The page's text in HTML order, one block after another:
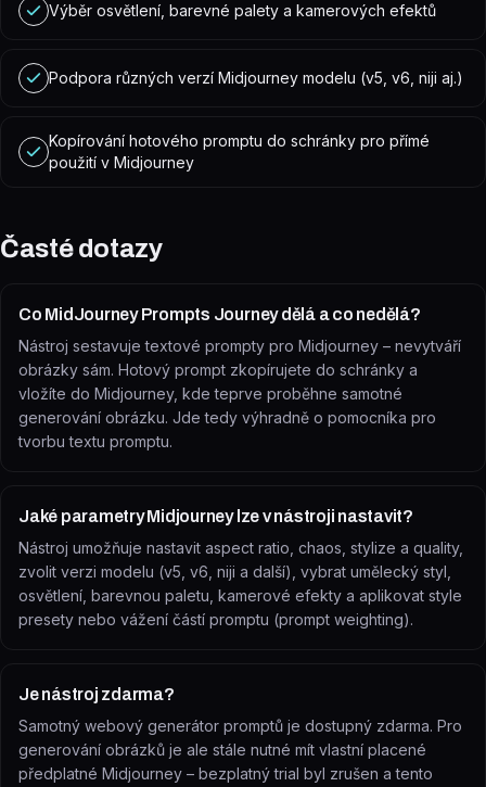
Výběr osvětlení, barevné palety a kamerových efektů
Podpora různých verzí Midjourney modelu (v5, v6, niji aj.)
Kopírování hotového promptu do schránky pro přímé
použití v Midjourney
Časté dotazy
Co MidJourney Prompts Journey dělá a co nedělá?
Nástroj sestavuje textové prompty pro Midjourney – nevytváří
obrázky sám. Hotový prompt zkopírujete do schránky a
vložíte do Midjourney, kde teprve proběhne samotné
generování obrázku. Jde tedy výhradně o pomocníka pro
tvorbu textu promptu.
Jaké parametry Midjourney lze v nástroji nastavit?
Nástroj umožňuje nastavit aspect ratio, chaos, stylize a quality,
zvolit verzi modelu (v5, v6, niji a další), vybrat umělecký styl,
osvětlení, barevnou paletu, kamerové efekty a aplikovat style
presety nebo vážení částí promptu (prompt weighting).
Je nástroj zdarma?
Samotný webový generátor promptů je dostupný zdarma. Pro
generování obrázků je ale stále nutné mít vlastní placené
předplatné Midjourney – bezplatný trial byl zrušen a tento